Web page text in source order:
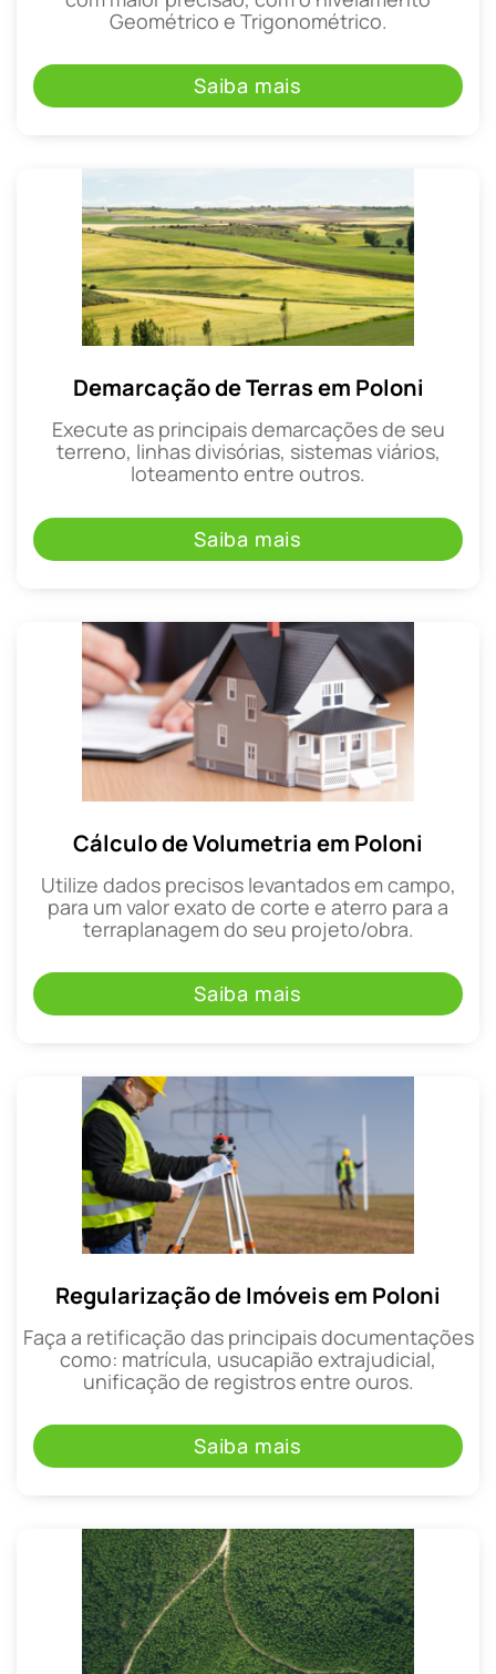
Geométrico e Trigonométrico.
Saiba mais
Demarcação de Terras em Poloni
Execute as principais demarcações de seu
terreno, linhas divisórias, sistemas viários,
loteamento entre outros.
Saiba mais
Cálculo de Volumetria em Poloni
Utilize dados precisos levantados em campo,
para um valor exato de corte e aterro para a
terraplanagem do seu projeto/obra.
Saiba mais
Regularização de Imóveis em Poloni
Faça a retificação das principais documentações
como: matrícula, usucapião extrajudicial,
unificação de registros entre ouros.
Saiba mais